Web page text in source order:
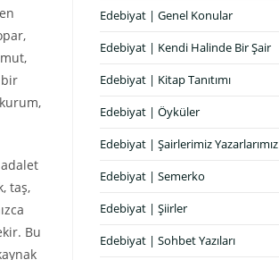
taş,
Bu
Edebiyat | Genel Konular
Edebiyat | Kendi Halinde Bir Şair
Edebiyat | Kitap Tanıtımı
Edebiyat | Öyküler
Edebiyat | Şairlerimiz Yazarlarımız
Edebiyat | Semerko
Edebiyat | Şiirler
Edebiyat | Sohbet Yazıları